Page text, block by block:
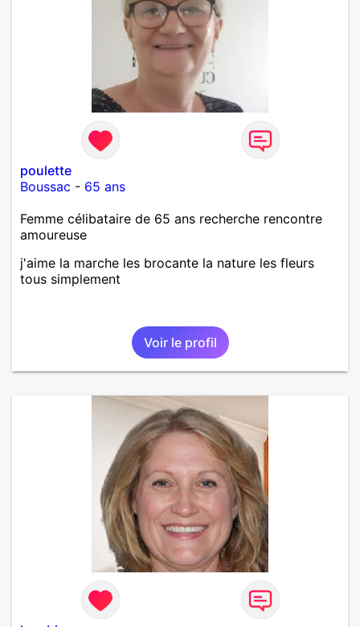
poulette
Boussac - 65 ans
Femme célibataire de 65 ans recherche rencontre
amoureuse
j'aime la marche les brocante la nature les fleurs
tous simplement
Voir le profil